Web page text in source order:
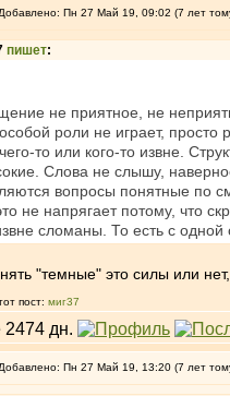
Добавлено: Пн 27 Май 19, 09:02 (7 лет
пишет:
не приятное, не
роли не играет, просто
то или кого-то извне.
Слова не слышу,
вопросы понятные по
не напрягает потому, что
сломаны. То есть с
"темные" это силы или
пост: миг37
Добавлено: Пн 27 Май 19, 13:20 (7 лет